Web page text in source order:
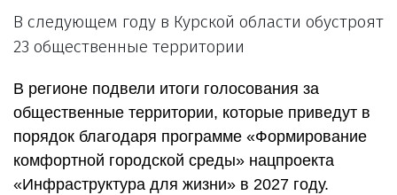
В следующем году в Курской области обустроят
23 общественные территории
В регионе подвели итоги голосования за
общественные территории, которые приведут в
порядок благодаря программе «Формирование
комфортной городской среды» нацпроекта
«Инфраструктура для жизни» в 2027 году.